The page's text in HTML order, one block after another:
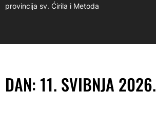
provincija sv. Ćirila i Metoda
DAN:11. SVIBNJA 2026.